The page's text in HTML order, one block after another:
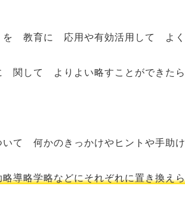
教育に 応用や有効活用して よく
して よりよい略すことができたら
何かのきっかけやヒントや手助け
略学略などにそれぞれに置き換え